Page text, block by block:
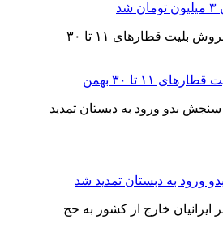
۱۱ تا ۳۰ بهمن
ورود به دبستان تمدید شد